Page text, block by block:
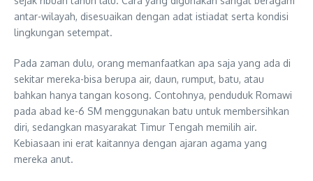
antar-wilayah, disesuaikan dengan adat istiadat serta kondisi
lingkungan setempat.
Pada zaman dulu, orang memanfaatkan apa saja yang ada di
sekitar mereka-bisa berupa air, daun, rumput, batu, atau
bahkan hanya tangan kosong. Contohnya, penduduk Romawi
pada abad ke-6 SM menggunakan batu untuk membersihkan
diri, sedangkan masyarakat Timur Tengah memilih air.
Kebiasaan ini erat kaitannya dengan ajaran agama yang
mereka anut.